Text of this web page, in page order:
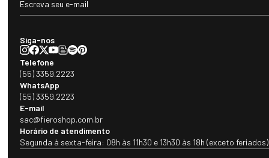
Siga-nos
Telefone
(55) 3359.2223
WhatsApp
(55) 3359.2223
E-mail
sac@fieroshop.com.br
Horário de atendimento
Segunda à sexta-feira: 08h às 11h30 e 13h30 às 18h (exceto feriados)